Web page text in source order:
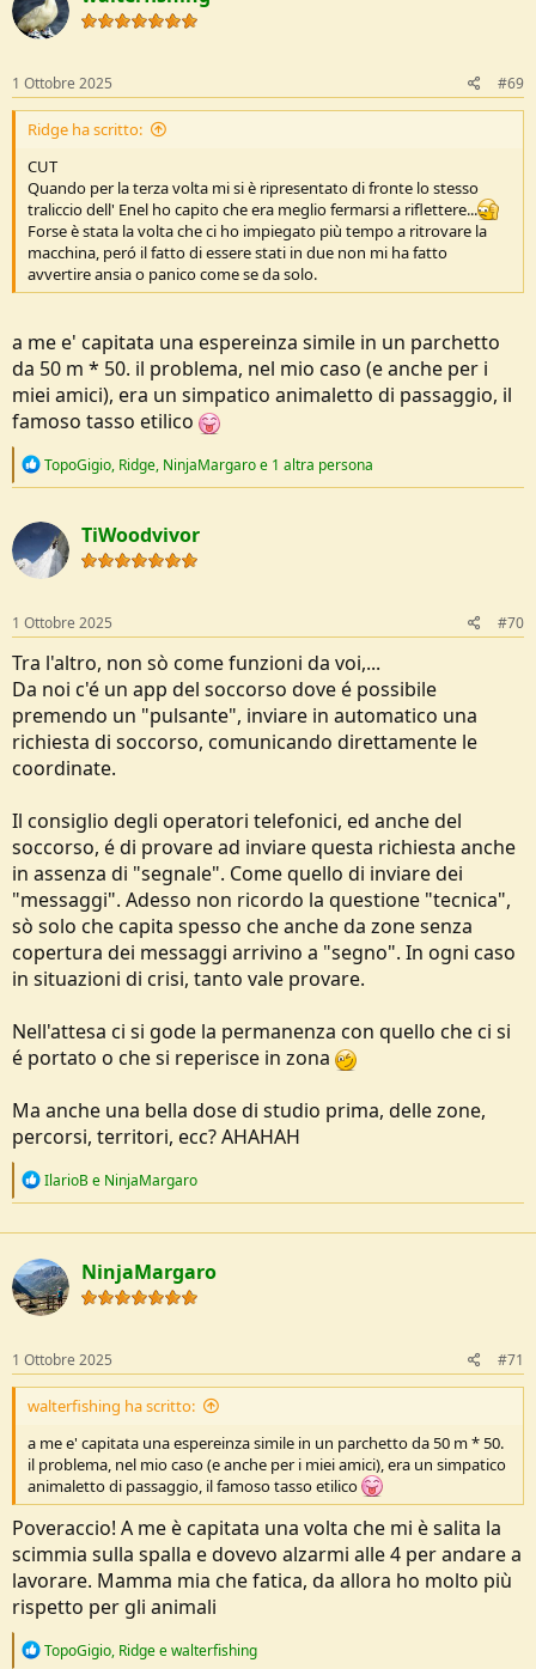
i
o
s
:
1 Ottobre 2025 #69
Ridge ha scritto:
CUT
Quando per la terza volta mi si è ripresentato di fronte lo stesso
traliccio dell' Enel ho capito che era meglio fermarsi a riflettere...
Forse è stata la volta che ci ho impiegato più tempo a ritrovare la
macchina, peró il fatto di essere stati in due non mi ha fatto
avvertire ansia o panico come se da solo.
a me e' capitata una espereinza simile in un parchetto
da 50 m * 50. il problema, nel mio caso (e anche per i
miei amici), era un simpatico animaletto di passaggio, il
famoso tasso etilico
R
c
t
i
o
s
:
TopoGigio, Ridge, NinjaMargaroe 1 altra persona
TiWoodvivor
1 Ottobre 2025 #70
Tra l'altro, non sò come funzioni da voi,...
Da noi c'é un app del soccorso dove é possibile
premendo un "pulsante", inviare in automatico una
richiesta di soccorso, comunicando direttamente le
coordinate.
Il consiglio degli operatori telefonici, ed anche del
soccorso, é di provare ad inviare questa richiesta anche
in assenza di "segnale". Come quello di inviare dei
"messaggi". Adesso non ricordo la questione "tecnica",
sò solo che capita spesso che anche da zone senza
copertura dei messaggi arrivino a "segno". In ogni caso
in situazioni di crisi, tanto vale provare.
Nell'attesa ci si gode la permanenza con quello che ci si
é portato o che si reperisce in zona
Ma anche una bella dose di studio prima, delle zone,
percorsi, territori, ecc? AHAHAH
R
c
t
i
o
n
IlarioBe NinjaMargaro
NinjaMargaro
1 Ottobre 2025 #71
walterfishing ha scritto:
a me e' capitata una espereinza simile in un parchetto da 50 m * 50.
il problema, nel mio caso (e anche per i miei amici), era un simpatico
animaletto di passaggio, il famoso tasso etilico
Poveraccio! A me è capitata una volta che mi è salita la
scimmia sulla spalla e dovevo alzarmi alle 4 per andare a
lavorare. Mamma mia che fatica, da allora ho molto più
rispetto per gli animali
R
TopoGigio, Ridgeewalterfishing